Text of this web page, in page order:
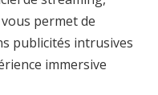
permet de
publicités intrusives
immersive